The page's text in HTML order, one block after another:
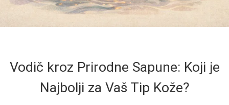
Vodič kroz Prirodne Sapune: Koji je
Najbolji za Vaš Tip Kože?